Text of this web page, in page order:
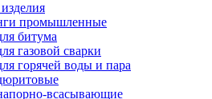
промышленные
битума
газовой сварки
горячей воды и пара
всасывающие